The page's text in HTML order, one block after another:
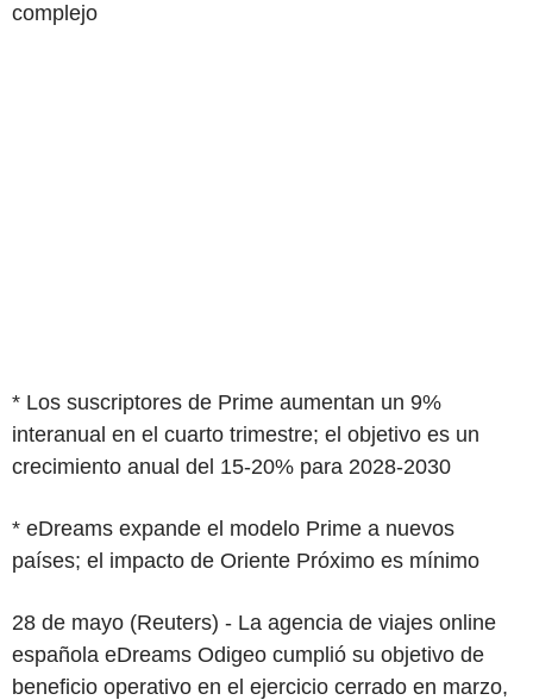
complejo
* Los suscriptores de Prime aumentan un 9%
interanual en el cuarto trimestre; el objetivo es un
crecimiento anual del 15-20% para 2028-2030
* eDreams expande el modelo Prime a nuevos
países; el impacto de Oriente Próximo es mínimo
28 de mayo (Reuters) - La agencia de viajes online
española eDreams Odigeo cumplió su objetivo de
beneficio operativo en el ejercicio cerrado en marzo,